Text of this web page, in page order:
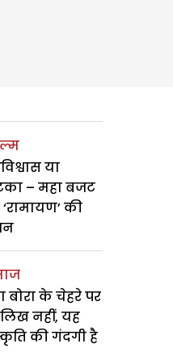
या
– महा बजट
की
बोरा के चेहरे पर
नहीं, यह
की गंदगी है